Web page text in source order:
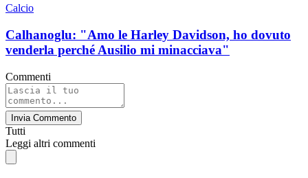
Calcio
Calhanoglu: "Amo le Harley Davidson, ho dovuto
venderla perché Ausilio mi minacciava"
Commenti
Invia Commento
Tutti
Leggi altri commenti